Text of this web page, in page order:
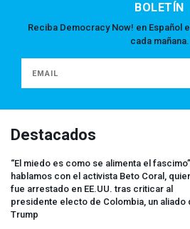
BOLETÍN
Reciba Democracy Now! en Español
cada mañana.
Destacados
“El miedo es como se alimenta el
hablamos con el activista Beto Coral,
fue arrestado en EE.UU. tras criticar al
presidente electo de Colombia, un aliado
Trump